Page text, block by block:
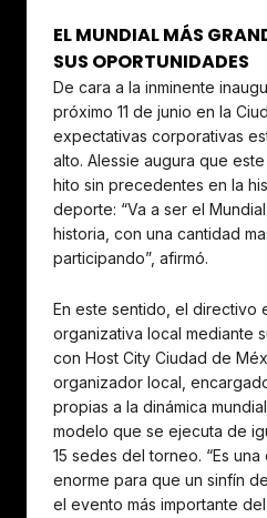
EL MUNDIAL MÁS
SUS OPORTUNIDADES
De cara a la inminente
próximo 11 de junio en la
expectativas corporativas
alto. Alessie augura que
hito sin precedentes en la
deporte: “Va a ser el
historia, con una cantidad
participando”, afirmó.
En este sentido, el directivo
organizativa local mediante
con Host City Ciudad de
organizador local,
propias a la dinámica
modelo que se ejecuta de
15 sedes del torneo. “Es
enorme para que un sinfín
el evento más importante